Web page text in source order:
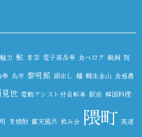
魅力 鮎 青空 電子商品券 食べログ 鵜飼 鼓
券 鳥市 黎明館 顔出し 麺 鯛生金山 食感農
世 電動アシスト付自転車 駅前 韓国料理
麦焼酎 露天風呂 飲み会 隈町 高速